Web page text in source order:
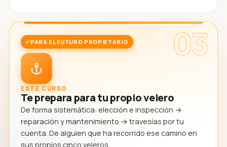
03
PARA EL FUTURO PROPIETARIO
ESTE CURSO
Te prepara para tu propio velero
De forma sistemática: elección e inspección →
reparación y mantenimiento → travesías por tu
cuenta. De alguien que ha recorrido ese camino en
sus propios cinco veleros.